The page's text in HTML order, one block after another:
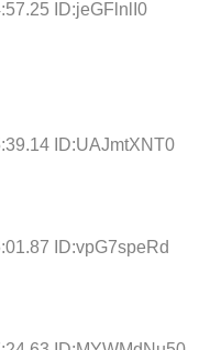
ID:jeGFlnlI0
ID:UAJmtXNT0
ID:vpG7speRd